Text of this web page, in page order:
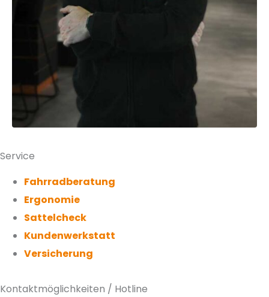
Service
Fahrradberatung
Ergonomie
Sattelcheck
Kundenwerkstatt
Versicherung
Kontaktmöglichkeiten / Hotline